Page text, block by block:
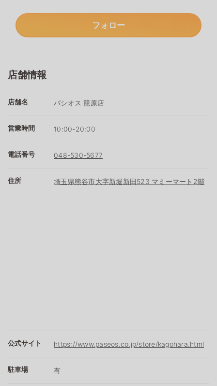
フォロー
店舗情報
店舗名 パシオス 籠原店
営業時間 10:00-20:00
電話番号 048-530-5677
住所 埼玉県熊谷市大字新堀新田523 マミーマート2階
公式サイト https://www.paseos.co.jp/store/kagohara.html
駐車場 有